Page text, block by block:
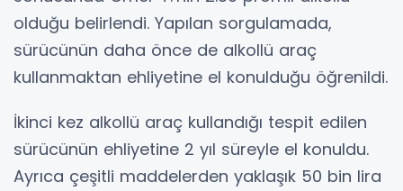
olduğu belirlendi. Yapılan sorgulamada,
sürücünün daha önce de alkollü araç
kullanmaktan ehliyetine el konulduğu öğrenildi.
İkinci kez alkollü araç kullandığı tespit edilen
sürücünün ehliyetine 2 yıl süreyle el konuldu.
Ayrıca çeşitli maddelerden yaklaşık 50 bin lira